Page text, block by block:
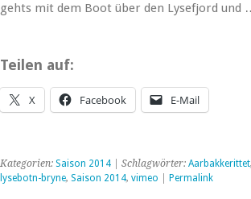
gehts mit dem Boot über den Lysefjord und
Teilen auf:
X Facebook E-Mail
Kategorien: Saison 2014| Schlagwörter: Aarbakkerittet,
lysebotn-bryne, Saison 2014, vimeo Permalink